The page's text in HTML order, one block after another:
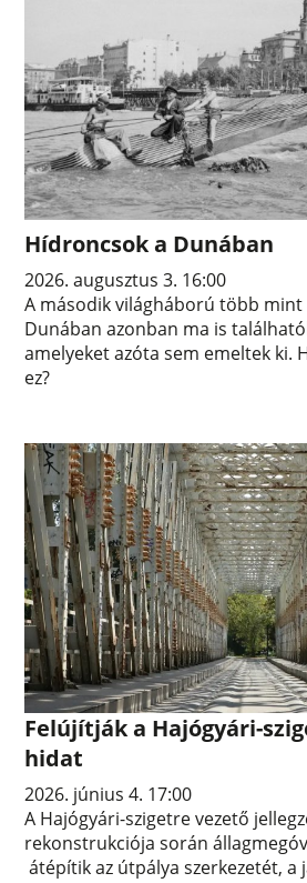
Hídroncsok a Dunában
2026. augusztus 3. 16:00
A második világháború több mint
Dunában azonban ma is
amelyeket azóta sem emeltek ki.
ez?
Felújítják a Hajógyári-
hidat
2026. június 4. 17:00
A Hajógyári-szigetre vezető
rekonstrukciója során
átépítik az útpálya szerkezetét, a